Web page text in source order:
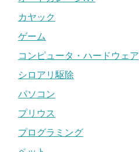
カヤック
ゲーム
コンピュータ・ハードウェア
シロアリ駆除
パソコン
プリウス
プログラミング